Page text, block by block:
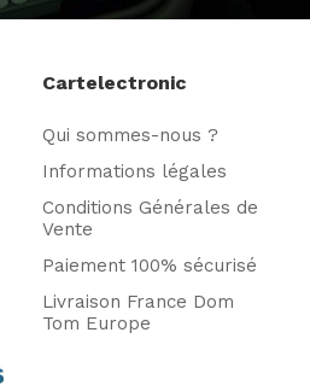
Cartelectronic
Qui sommes-nous ?
Informations légales
Conditions Générales de
Vente
Paiement 100% sécurisé
Livraison France Dom
Tom Europe